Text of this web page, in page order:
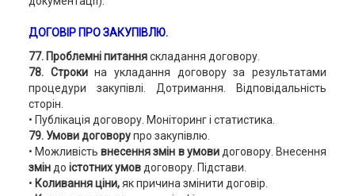
ДОГОВІР ПРО ЗАКУПІВЛЮ.
77. Проблемні питанняскладання договору.
78. Строкина укладання договору за результатами
процедури закупівлі. Дотримання. Відповідальність
сторін.
• Публікація договору. Моніторинг і статистика.
79. Умови договорупро закупівлю.
• Можливість внесення змін в умовидоговору. Внесення
зміндо істотних умовдоговору. Підстави.
• Коливання ціни,як причина змінити договір.